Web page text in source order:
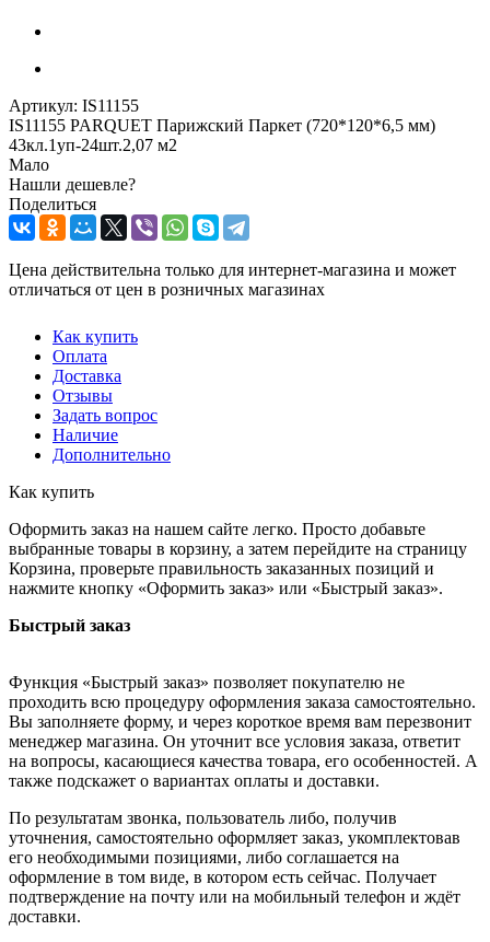
Артикул: IS11155
IS11155 PARQUET Парижский Паркет (720*120*6,5 мм)
43кл.1уп-24шт.2,07 м2
Мало
Нашли дешевле?
Поделиться
Цена действительна только для интернет-магазина и может
отличаться от цен в розничных магазинах
Как купить
Оплата
Доставка
Отзывы
Задать вопрос
Наличие
Дополнительно
Как купить
Оформить заказ на нашем сайте легко. Просто добавьте
выбранные товары в корзину, а затем перейдите на страницу
Корзина, проверьте правильность заказанных позиций и
нажмите кнопку «Оформить заказ» или «Быстрый заказ».
Быстрый заказ
Функция «Быстрый заказ» позволяет покупателю не
проходить всю процедуру оформления заказа самостоятельно.
Вы заполняете форму, и через короткое время вам перезвонит
менеджер магазина. Он уточнит все условия заказа, ответит
на вопросы, касающиеся качества товара, его особенностей. А
также подскажет о вариантах оплаты и доставки.
По результатам звонка, пользователь либо, получив
уточнения, самостоятельно оформляет заказ, укомплектовав
его необходимыми позициями, либо соглашается на
оформление в том виде, в котором есть сейчас. Получает
подтверждение на почту или на мобильный телефон и ждёт
доставки.